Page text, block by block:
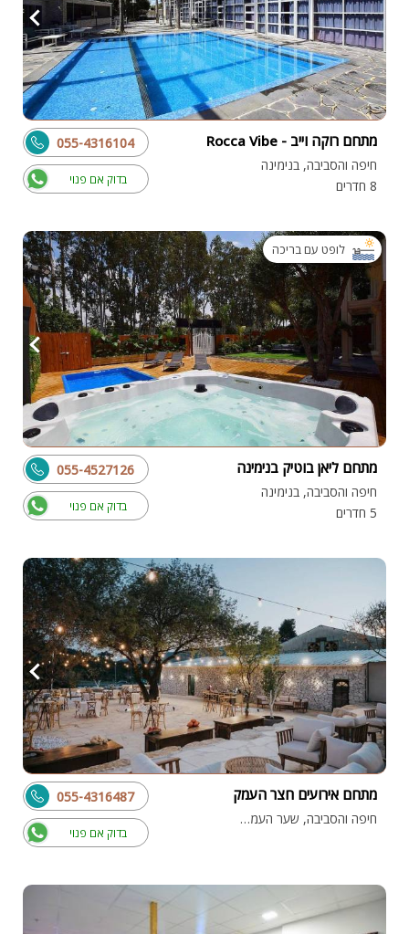
מתחם רוקה וייב - Rocca Vibe
חיפה והסביבה, בנימינה
8 חדרים
בדוק אם פנוי
055-4316104
לופט עם בריכה
מתחם ליאן בוטיק בנימינה
חיפה והסביבה, בנימינה
5 חדרים
בדוק אם פנוי
055-4527126
מתחם אירועים חצר העמק
חיפה והסביבה, שער העמקים
בדוק אם פנוי
055-4316487